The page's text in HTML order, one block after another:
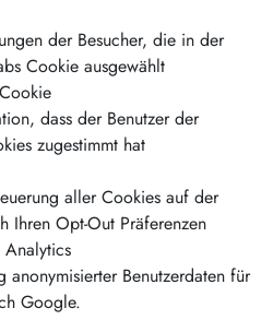
der Besucher, die in der
Cookie ausgewählt
dass der Benutzer der
zugestimmt hat
aller Cookies auf der
Ihren Opt-Out Präferenzen
anonymisierter Benutzerdaten für
Google.